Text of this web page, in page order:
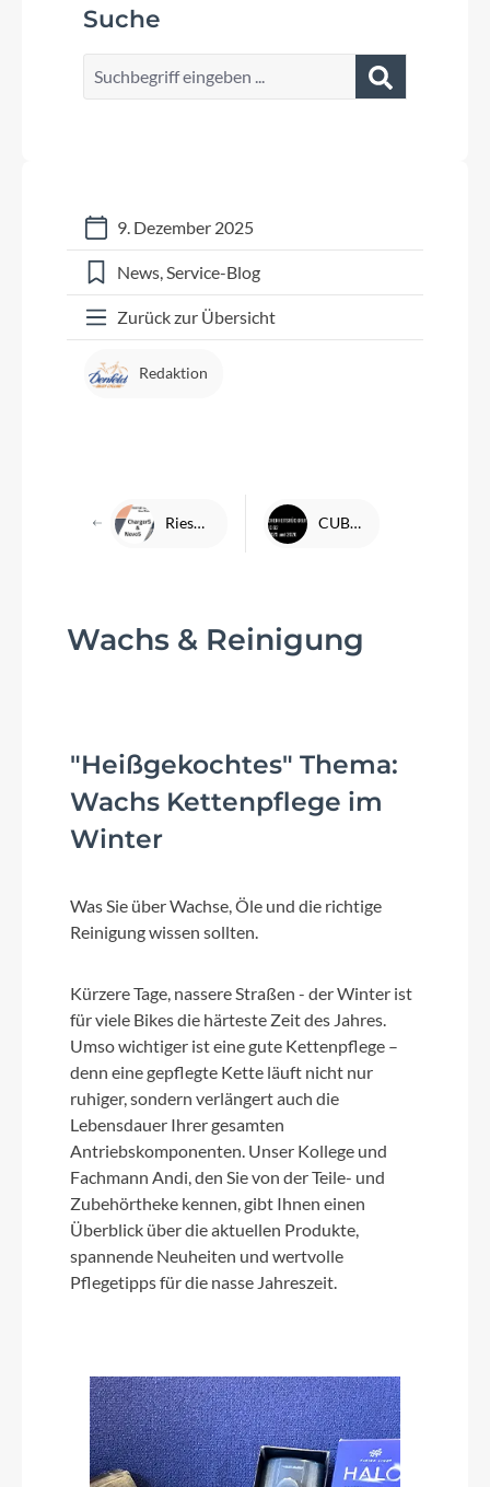
Suche
9. Dezember 2025
News Service-Blog
Zurück zur Übersicht
Redaktion
Riese & Müller Charger5 und Nevo5 CUBE Sicherheitsrückruf Agree C:62 2025/2026
Wachs & Reinigung
"Heißgekochtes" Thema:
Wachs Kettenpflege im
Winter
Was Sie über Wachse, Öle und die richtige
Reinigung wissen sollten.
Kürzere Tage, nassere Straßen - der Winter ist
für viele Bikes die härteste Zeit des Jahres.
Umso wichtiger ist eine gute Kettenpflege –
denn eine gepflegte Kette läuft nicht nur
ruhiger, sondern verlängert auch die
Lebensdauer Ihrer gesamten
Antriebskomponenten. Unser Kollege und
Fachmann Andi, den Sie von der Teile- und
Zubehörtheke kennen, gibt Ihnen einen
Überblick über die aktuellen Produkte,
spannende Neuheiten und wertvolle
Pflegetipps für die nasse Jahreszeit.